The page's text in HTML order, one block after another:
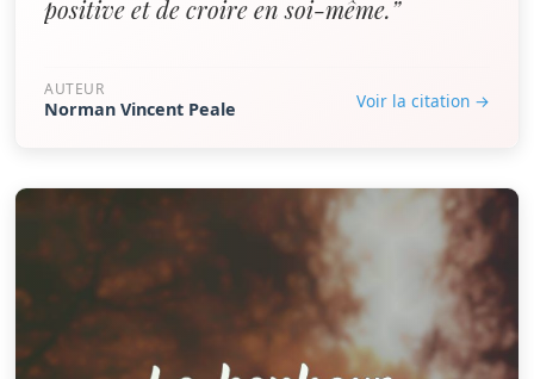
positive et de croire en soi-même.”
AUTEUR
Norman Vincent Peale Voir la citation →